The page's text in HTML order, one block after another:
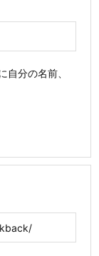
自分の名前、